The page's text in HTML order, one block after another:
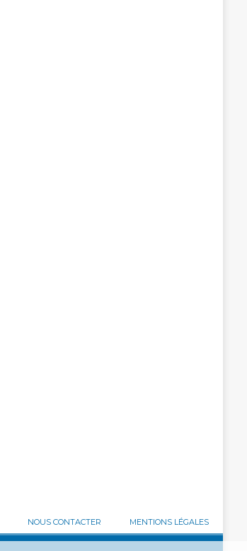
NOUS CONTACTER MENTIONS LÉGALES